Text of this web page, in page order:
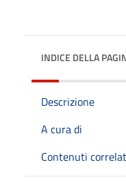
INDICE DELLA
Descrizione
A cura di
Contenuti